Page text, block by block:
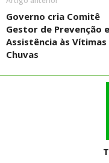
Governo cria Comitê
Gestor de Prevenção e
Assistência às Vítimas
Chuvas